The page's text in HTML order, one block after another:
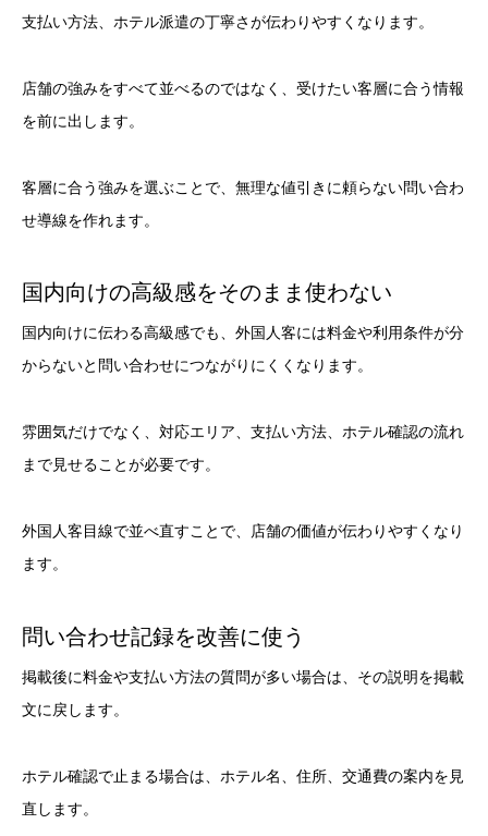
支払い方法、ホテル派遣の丁寧さが伝わりやすくなります。
店舗の強みをすべて並べるのではなく、受けたい客層に合う情報
を前に出します。
客層に合う強みを選ぶことで、無理な値引きに頼らない問い合わ
せ導線を作れます。
国内向けの高級感をそのまま使わない
国内向けに伝わる高級感でも、外国人客には料金や利用条件が分
からないと問い合わせにつながりにくくなります。
雰囲気だけでなく、対応エリア、支払い方法、ホテル確認の流れ
まで見せることが必要です。
外国人客目線で並べ直すことで、店舗の価値が伝わりやすくなり
ます。
問い合わせ記録を改善に使う
掲載後に料金や支払い方法の質問が多い場合は、その説明を掲載
文に戻します。
ホテル確認で止まる場合は、ホテル名、住所、交通費の案内を見
直します。